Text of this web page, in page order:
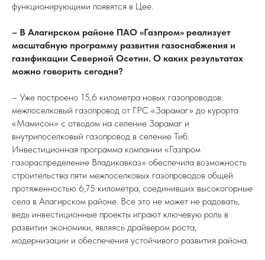
функционирующими появятся в Цее.
– В Алагирском районе ПАО «Газпром» реализует
масштабную программу развития газоснабжения и
газификации Северной Осетии. О каких результатах
можно говорить сегодня?
– Уже построено 15,6 километра новых газопроводов:
межпоселковый газопровод от ГРС «Зарамаг» до курорта
«Мамисон» с отводом на селение Зарамаг и
внутрипоселковый газопровод в селение Тиб.
Инвестиционная программа компании «Газпром
газораспределение Владикавказ» обеспечила возможность
строительства пяти межпоселковых газопроводов общей
протяженностью 6,75 километра, соединивших высокогорные
села в Алагирском районе. Все это не может не радовать,
ведь инвестиционные проекты играют ключевую роль в
развитии экономики, являясь драйвером роста,
модернизации и обеспечения устойчивого развития района.